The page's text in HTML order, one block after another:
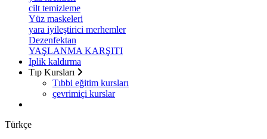
cilt temizleme
Yüz maskeleri
yara iyileştirici merhemler
Dezenfektan
YAŞLANMA KARŞITI
Iplik kaldırma
Tıp Kursları
Tıbbi eğitim kursları
çevrimiçi kurslar
Türkçe